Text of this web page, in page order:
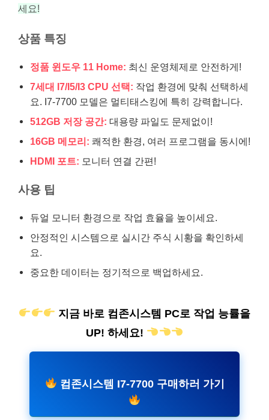
세요!
상품 특징
정품 윈도우 11 Home: 최신 운영체제로 안전하게!
7세대 I7/I5/I3 CPU 선택: 작업 환경에 맞춰 선택하세
요. I7-7700 모델은 멀티태스킹에 특히 강력합니다.
512GB 저장 공간: 대용량 파일도 문제없이!
16GB 메모리: 쾌적한 환경, 여러 프로그램을 동시에!
HDMI 포트: 모니터 연결 간편!
사용 팁
듀얼 모니터 환경으로 작업 효율을 높이세요.
안정적인 시스템으로 실시간 주식 시황을 확인하세
요.
중요한 데이터는 정기적으로 백업하세요.
지금 바로 컴존시스템 PC로 작업 능률을
UP! 하세요!
컴존시스템 I7-7700 구매하러 가기